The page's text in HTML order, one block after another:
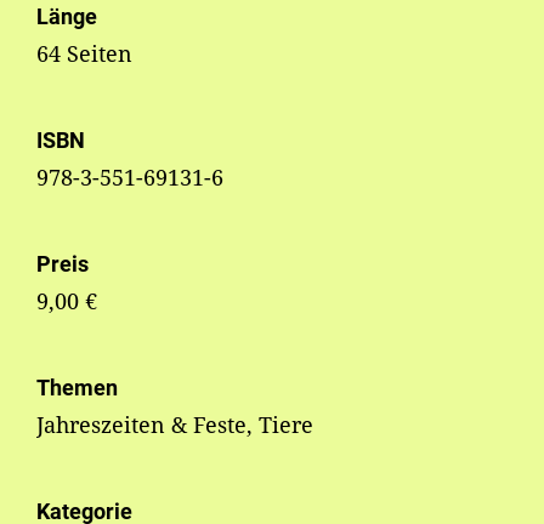
Länge
64 Seiten
ISBN
978-3-551-69131-6
Preis
9,00 €
Themen
Jahreszeiten & Feste, Tiere
Kategorie